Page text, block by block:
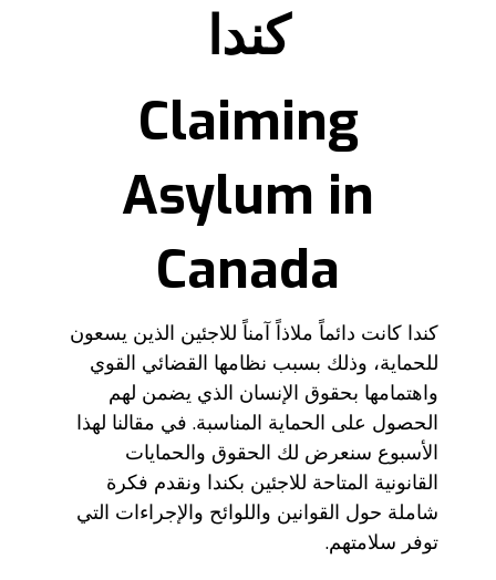
كندا
Claiming
Asylum in
Canada
كندا كانت دائماً ملاذاً آمناً للاجئين الذين يسعون
للحماية، وذلك بسبب نظامها القضائي القوي
واهتمامها بحقوق الإنسان الذي يضمن لهم
الحصول على الحماية المناسبة. في مقالنا لهذا
الأسبوع سنعرض لك الحقوق والحمايات
القانونية المتاحة للاجئين بكندا ونقدم فكرة
شاملة حول القوانين واللوائح والإجراءات التي
توفر سلامتهم.